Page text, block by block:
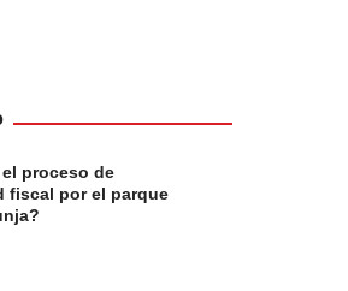
proceso de
fiscal por el parque